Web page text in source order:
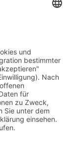
sind,
mit